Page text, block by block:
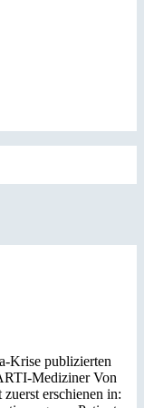
Krise publizierten
Mediziner Von
erschienen in: